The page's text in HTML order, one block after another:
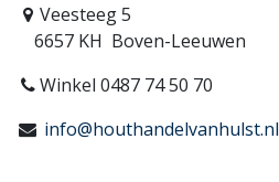
Veesteeg 5
6657 KH Boven-Leeuwen
Winkel 0487 74 50 70
info@houthandelvanhulst.nl